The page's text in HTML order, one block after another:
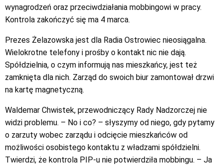
wynagrodzeń oraz przeciwdziałania mobbingowi w pracy.
Kontrola zakończyć się ma 4 marca.
Prezes Żelazowska jest dla Radia Ostrowiec nieosiągalna.
Wielokrotne telefony i prośby o kontakt nic nie dają.
Spółdzielnia, o czym informują nas mieszkańcy, jest też
zamknięta dla nich. Zarząd do swoich biur zamontował drzwi
na kartę magnetyczną.
Waldemar Chwistek, przewodniczący Rady Nadzorczej nie
widzi problemu. – No i co? – słyszymy od niego, gdy pytamy
o zarzuty wobec zarządu i odcięcie mieszkańców od
możliwości osobistego kontaktu z władzami spółdzielni.
Twierdzi, że kontrola PIP-u nie potwierdziła mobbingu. – Ja